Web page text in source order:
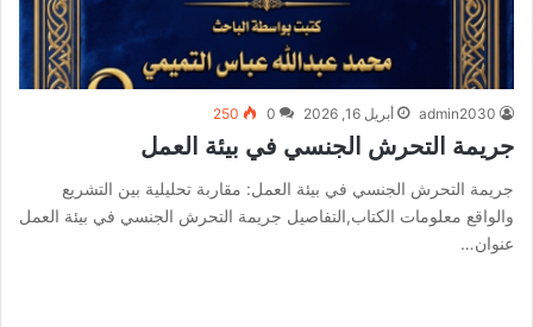
admin2030 أبريل 16, 2026 0
250
جريمة التحرش الجنسي في بيئة العمل
جريمة التحرش الجنسي في بيئة العمل: مقاربة تحليلية بين التشريع
والواقع معلومات الكتاب,التفاصيل جريمة التحرش الجنسي في بيئة العمل
عنوان…